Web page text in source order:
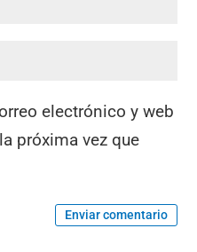
electrónico y web
próxima vez que
Enviar comentario